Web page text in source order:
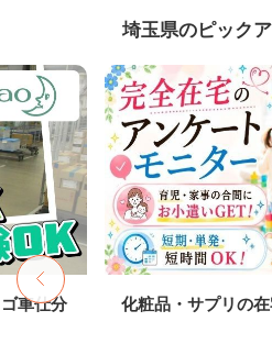
埼玉県のピック
車仕分 化粧品・サプリの